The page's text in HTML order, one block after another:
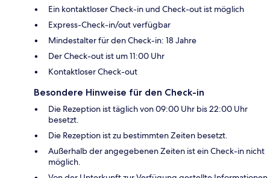
Ein kontaktloser Check-in und Check-out ist möglich
Express-Check-in/out verfügbar
Mindestalter für den Check-in: 18 Jahre
Der Check-out ist um 11:00 Uhr
Kontaktloser Check-out
Besondere Hinweise für den Check-in
Die Rezeption ist täglich von 09:00 Uhr bis 22:00 Uhr
besetzt.
Die Rezeption ist zu bestimmten Zeiten besetzt.
Außerhalb der angegebenen Zeiten ist ein Check-in nicht
möglich.